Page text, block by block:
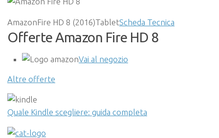
AmazonFire HD 8 (2016)TabletScheda Tecnica
Offerte Amazon Fire HD 8
Vai al negozio
Altre offerte
Quale Kindle scegliere: guida completa